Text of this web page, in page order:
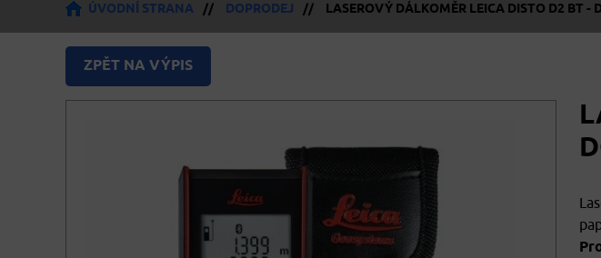
ÚVODNÍ STRANA // DOPRODEJ // LASEROVÝ DÁLKOMĚR LEICA DISTO D2 BT -
ZPĚT NA VÝPIS